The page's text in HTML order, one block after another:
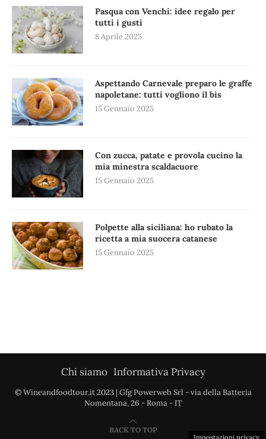
Pasqua con Venchi: idee regalo per
tutti i gusti
8 Aprile 2025
Aspettando Carnevale preparo le graffe
napoletane: tutti vogliono il bis
15 Gennaio 2025
Con zucca, patate e provola cucino la
mia minestra scaldacuore
15 Gennaio 2025
Polpette alla siciliana: ho rubato la
ricetta a mia suocera catanese
15 Gennaio 2025
Chi siamo Informativa Privacy
© Wineandfoodtour.it 2023 | Gfg Powerweb Srl - via della Batteria
Nomentana, 26 - Roma - IT
BACK TO TOP
Impostazioni privacy